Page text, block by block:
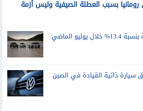
الماضي
ذاتية القيادة في الصين